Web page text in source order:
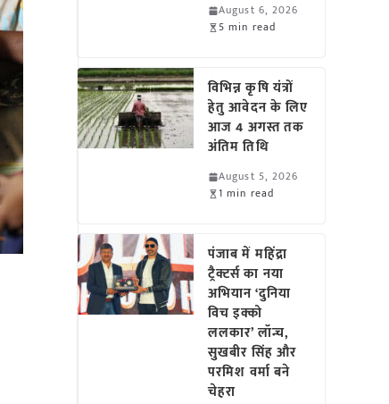
August 6, 2026
5 min read
विभिन्न कृषि यंत्रों
हेतु आवेदन के लिए
आज 4 अगस्त तक
अंतिम तिथि
August 5, 2026
1 min read
पंजाब में महिंद्रा
ट्रैक्टर्स का नया
अभियान ‘दुनिया
विच इक्को
ललकार’ लॉन्च,
सुखबीर सिंह और
परमिश वर्मा बने
चेहरा